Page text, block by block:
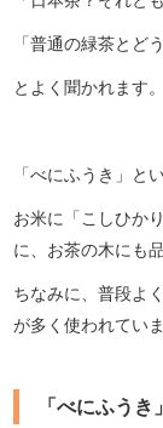
「普通の緑茶とど
とよく聞かれます。
「べにふうき」と
お米に「こしひか
に、お茶の木にも
ちなみに、普段よ
が多く使われてい
「べにふうき